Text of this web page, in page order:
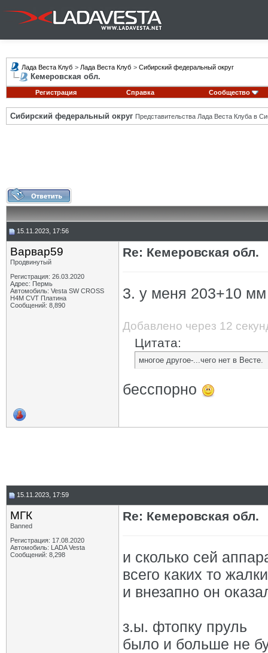
Лада Веста Клуб > Лада Веста Клуб > Сибирский федеральный округ
Кемеровская обл.
Регистрация Справка Сообщество
Сибирский федеральный округ Представительства Лада Веста Клуба в
15.11.2023, 17:56
Варвар59
Продвинутый
Регистрация: 26.03.2020
Адрес: Пермь
Автомобиль: Vesta SW CROSS
H4M CVT Платина
Сообщений: 8,890
Re: Кемеровская обл.
3. у меня 203+10
Добавлено через 12
Цитата:
многое другое-...чего нет в Весте.
бесспорно
15.11.2023, 17:59
МГК
Banned
Регистрация: 17.08.2020
Автомобиль: LADA Vesta
Сообщений: 8,298
Re: Кемеровская обл.
и сколько сей
всего каких то
и внезапно он
з.ы. фтопку пруль
было и больше не